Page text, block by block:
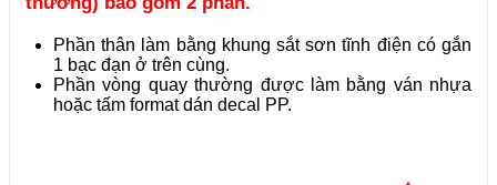
Phần thân làm bằng khung sắt sơn tĩnh điện có gắn
1 bạc đạn ở trên cùng.
Phần vòng quay thường được làm bằng ván nhựa
hoặc tấm format dán decal PP.